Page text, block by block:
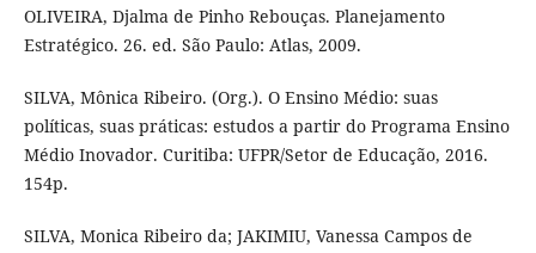
OLIVEIRA, Djalma de Pinho Rebouças. Planejamento
Estratégico. 26. ed. São Paulo: Atlas, 2009.
SILVA, Mônica Ribeiro. (Org.). O Ensino Médio: suas
políticas, suas práticas: estudos a partir do Programa Ensino
Médio Inovador. Curitiba: UFPR/Setor de Educação, 2016.
154p.
SILVA, Monica Ribeiro da; JAKIMIU, Vanessa Campos de